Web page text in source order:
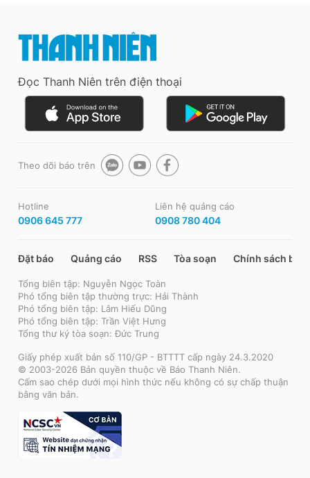
Đọc Thanh Niên trên điện thoại
Theo dõi báo trên
Hotline
0906 645 777
Liên hệ quảng cáo
0908 780 404
Đặt báo Quảng cáo RSS Tòa soạn Chính sách bảo
Tổng biên tập: Nguyễn Ngọc Toàn
Phó tổng biên tập thường trực: Hải Thành
Phó tổng biên tập: Lâm Hiếu Dũng
Phó tổng biên tập: Trần Việt Hưng
Tổng thư ký tòa soạn: Đức Trung
Giấy phép xuất bản số 110/GP - BTTTT cấp ngày 24.3.2020
© 2003-2026 Bản quyền thuộc về Báo Thanh Niên.
Cấm sao chép dưới mọi hình thức nếu không có sự chấp thuận
bằng văn bản.